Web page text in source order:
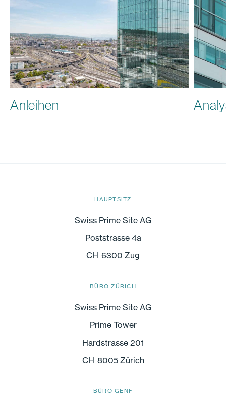
Anleihen
HAUPTSITZ
Swiss Prime Site AG
Poststrasse 4a
CH-6300 Zug
BÜRO ZÜRICH
Swiss Prime Site AG
Prime Tower
Hardstrasse 201
CH-8005 Zürich
BÜRO GENF